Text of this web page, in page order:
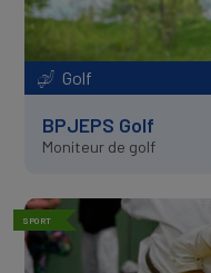
Golf
BPJEPS Golf
Moniteur de golf
SPORT